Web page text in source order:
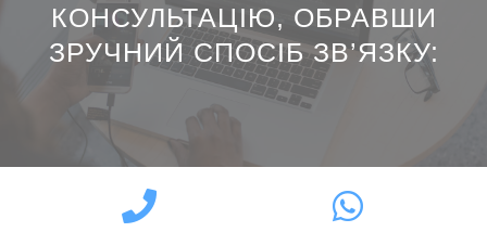
КОНСУЛЬТАЦІЮ, ОБРАВШИ
ЗРУЧНИЙ СПОСІБ ЗВ’ЯЗКУ:​